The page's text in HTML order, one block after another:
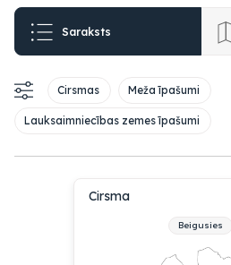
Saraksts
Cirsmas Meža īpašumi
Lauksaimniecības zemes īpašumi
Cirsma
Beigusies